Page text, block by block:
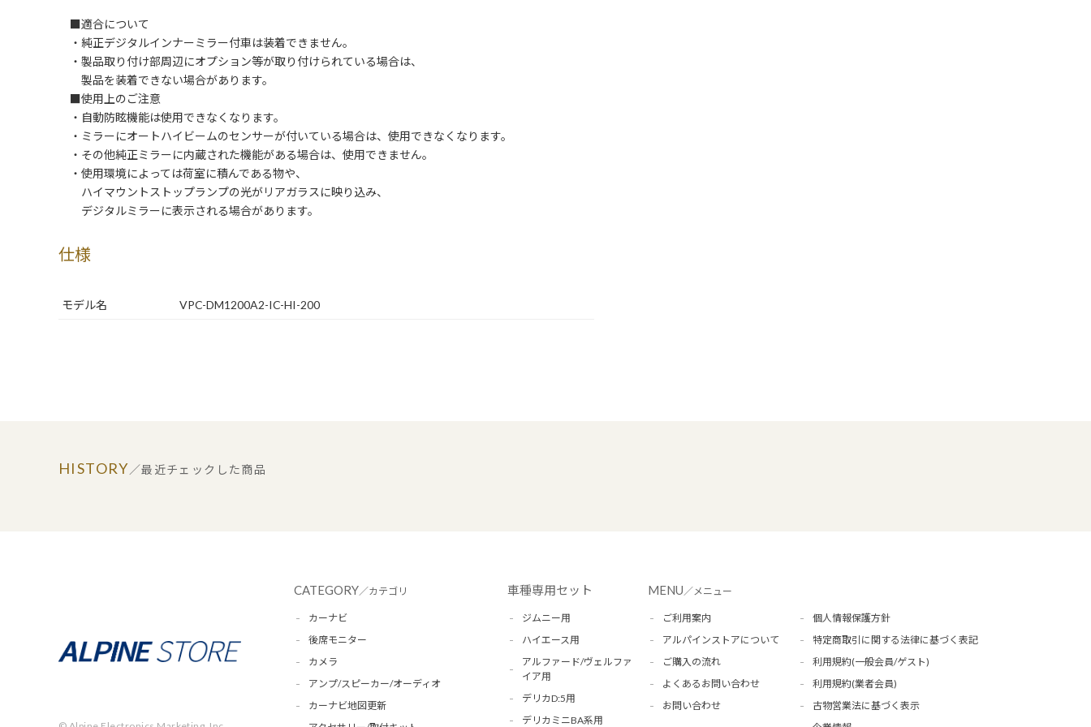
■適合について
・純正デジタルインナーミラー付車は装着できません。
・製品取り付け部周辺にオプション等が取り付けられている場合は、
製品を装着できない場合があります。
■使用上のご注意
・自動防眩機能は使用できなくなります。
・ミラーにオートハイビームのセンサーが付いている場合は、使用できなくなります。
・その他純正ミラーに内蔵された機能がある場合は、使用できません。
・使用環境によっては荷室に積んである物や、
ハイマウントストップランプの光がリアガラスに映り込み、
デジタルミラーに表示される場合があります。
仕様
モデル名 VPC-DM1200A2-IC-HI-200
HISTORY／最近チェックした商品
CATEGORY／カテゴリ
カーナビ
後席モニター
カメラ
アンプ/スピーカー/オーディオ
カーナビ地図更新
車種専用セット
ジムニー用
ハイエース用
アルファード/ヴェルファ
イア用
デリカD:5用
デリカミニBA系用
MENU／メニュー
ご利用案内
アルパインストアについて
ご購入の流れ
よくあるお問い合わせ
お問い合わせ
個人情報保護方針
特定商取引に関する法律に基づく表記
利用規約(一般会員/ゲスト)
利用規約(業者会員)
古物営業法に基づく表示